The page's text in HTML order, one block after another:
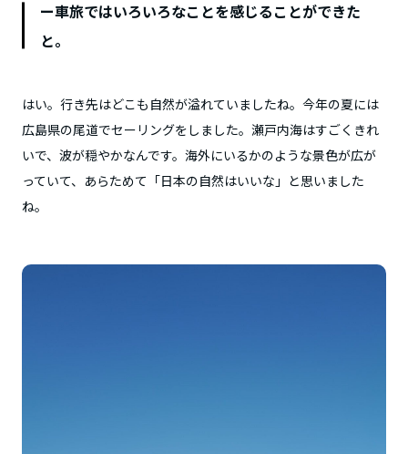
ー車旅ではいろいろなことを感じることができた
と。
はい。行き先はどこも自然が溢れていましたね。今年の夏には
広島県の尾道でセーリングをしました。瀬戸内海はすごくきれ
いで、波が穏やかなんです。海外にいるかのような景色が広が
っていて、あらためて「日本の自然はいいな」と思いました
ね。